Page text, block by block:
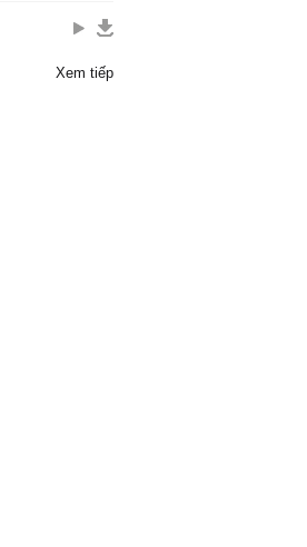
Xem tiếp